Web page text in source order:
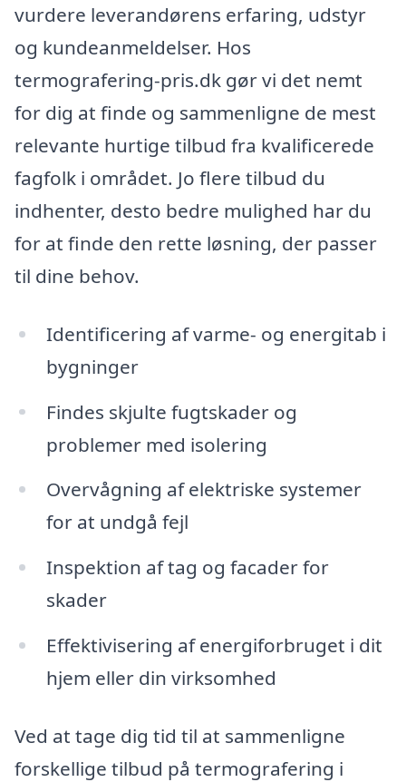
vurdere leverandørens erfaring, udstyr
og kundeanmeldelser. Hos
termografering-pris.dk gør vi det nemt
for dig at finde og sammenligne de mest
relevante hurtige tilbud fra kvalificerede
fagfolk i området. Jo flere tilbud du
indhenter, desto bedre mulighed har du
for at finde den rette løsning, der passer
til dine behov.
Identificering af varme- og energitab i
bygninger
Findes skjulte fugtskader og
problemer med isolering
Overvågning af elektriske systemer
for at undgå fejl
Inspektion af tag og facader for
skader
Effektivisering af energiforbruget i dit
hjem eller din virksomhed
Ved at tage dig tid til at sammenligne
forskellige tilbud på termografering i